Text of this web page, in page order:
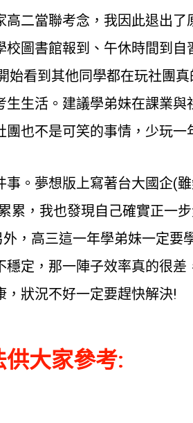
二當聯考念，我因此退出
圖書館報到、午休時間到
看到其他同學都在玩社團
生活。建議學弟妹在課業
也不是可笑的事情，少玩一
。夢想版上寫著台大國企(
累，我也發現自己確實正一
，高三這一年學弟妹一定要
定，那一陣子效率真的很
狀況不好一定要趕快解決!
大家參考: